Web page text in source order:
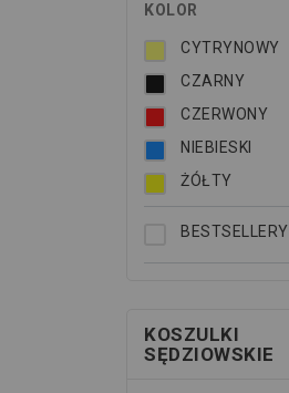
KOLOR
CYTRYNOWY
CZARNY
CZERWONY
NIEBIESKI
ŻÓŁTY
BESTSELLERY
KOSZULKI
SĘDZIOWSKIE